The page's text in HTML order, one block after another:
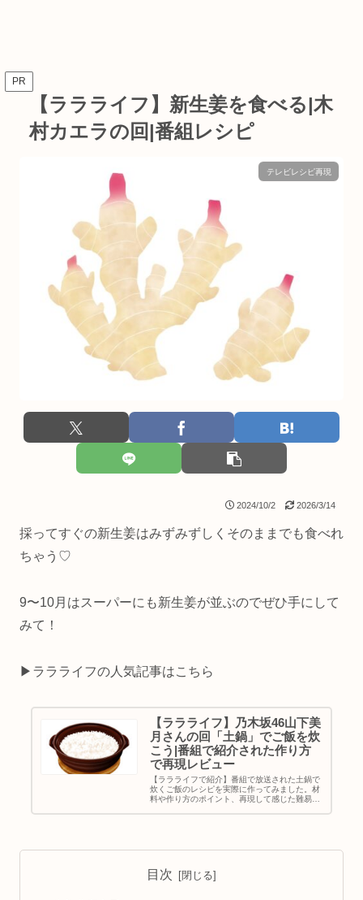
PR
【ララライフ】新生姜を食べる|木
村カエラの回|番組レシピ
テレビレシピ再現
2024/10/2 2026/3/14
採ってすぐの新生姜はみずみずしくそのままでも食べれ
ちゃう♡
9〜10月はスーパーにも新生姜が並ぶのでぜひ手にして
みて！
▶︎ララライフの人気記事はこちら
【ララライフ】乃木坂46山下美
月さんの回「土鍋」でご飯を炊
こう|番組で紹介された作り方
で再現レビュー
【ララライフで紹介】番組で放送された土鍋で
炊くご飯のレシピを実際に作ってみました。材
料や作り方のポイント、再現して感じた難易度
目次